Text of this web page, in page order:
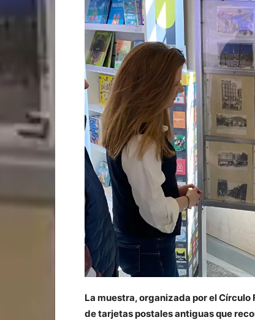
La muestra, organizada por el
de tarjetas postales antiguas que